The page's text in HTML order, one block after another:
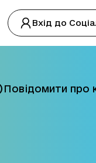
Вхід до
Повідомити про